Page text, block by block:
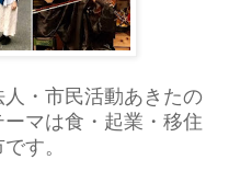
・市民活動あきたの
ーマは食・起業・移住
す。